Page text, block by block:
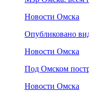
Новости Омска
Опубликовано
Новости Омска
Под Омском
Новости Омска